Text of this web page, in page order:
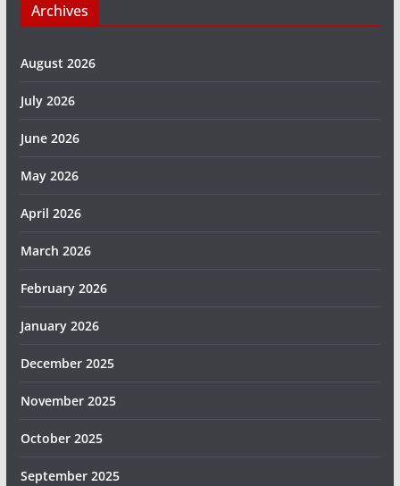
Archives
August 2026
July 2026
June 2026
May 2026
April 2026
March 2026
February 2026
January 2026
December 2025
November 2025
October 2025
September 2025